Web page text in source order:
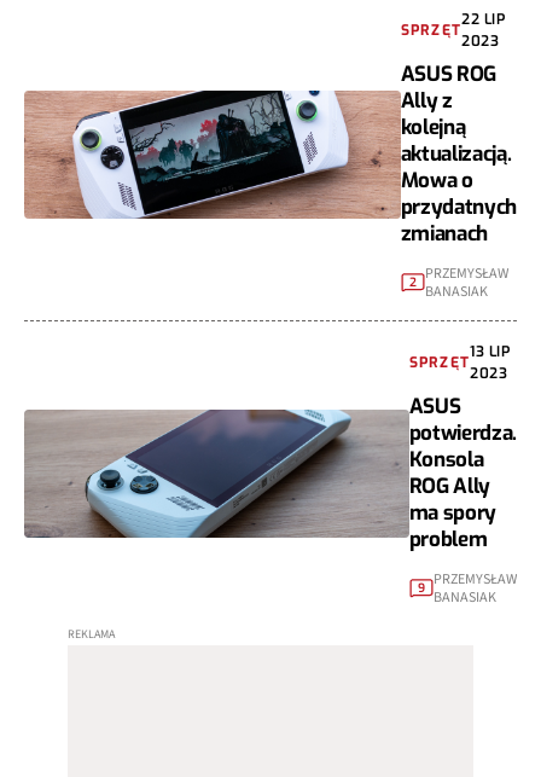
SPRZĘT
22 LIP
2023
ASUS ROG
Ally z
kolejną
aktualizacją.
Mowa o
przydatnych
zmianach
2 PRZEMYSŁAW
BANASIAK
SPRZĘT
13 LIP
2023
ASUS
potwierdza.
Konsola
ROG Ally
ma spory
problem
9 PRZEMYSŁAW
BANASIAK